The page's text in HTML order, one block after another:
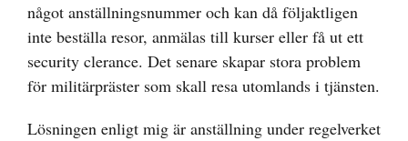
något anställningsnummer och kan då följaktligen
inte beställa resor, anmälas till kurser eller få ut ett
security clerance. Det senare skapar stora problem
för militärpräster som skall resa utomlands i tjänsten.
Lösningen enligt mig är anställning under regelverket